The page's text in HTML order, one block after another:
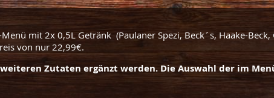
mit 2x 0,5L Getränk (Paulaner Spezi, Beck´s, Haake-
von nur 22,99€.
weiteren Zutaten ergänzt werden. Die Auswahl der im